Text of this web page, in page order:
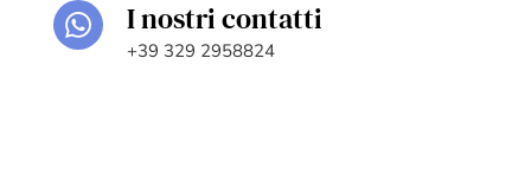
I nostri contatti
+39 329 2958824